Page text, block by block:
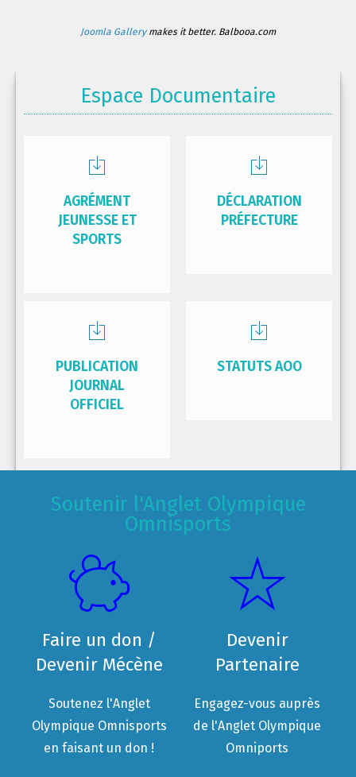
Joomla Gallerymakes it better. Balbooa.com
Espace Documentaire
AGRÉMENT
JEUNESSE ET
SPORTS
DÉCLARATION
PRÉFECTURE
PUBLICATION
JOURNAL
OFFICIEL
STATUTS AOO
Soutenir l'Anglet Olympique
Omnisports
Faire un don /
Devenir Mécène
Soutenez l'Anglet
Olympique Omnisports
en faisant un don !
Devenir
Partenaire
Engagez-vous auprès
de l'Anglet Olympique
Omniports